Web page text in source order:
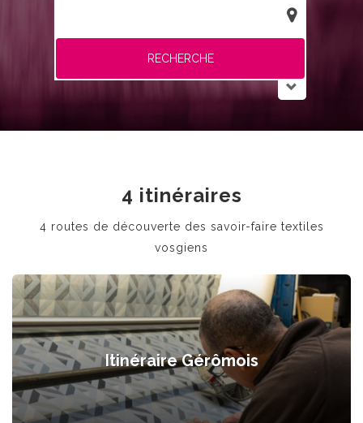
RECHERCHE
4 itinéraires
4 routes de découverte des savoir-faire textiles
vosgiens
Itinéraire Gérômois